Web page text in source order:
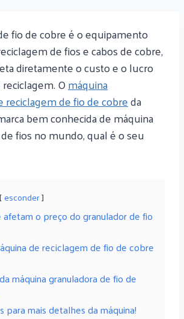
fio de cobre é o equipamento
de fios e cabos de cobre,
diretamente o custo e o lucro
Omáquina
reciclagem de fio de cobreda
bem conhecida de máquina
fios no mundo, qual é o seu
esconder
afetam o preço do granulador de fio
de reciclagem de fio de cobre
máquina granuladora de fio de
para mais detalhes da máquina!